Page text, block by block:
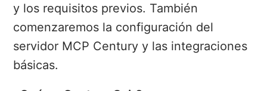
y los requisitos previos. También
comenzaremos la configuración del
servidor MCP Century y las integraciones
básicas.